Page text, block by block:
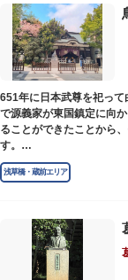
651年に日本武尊を祀っ
で源義家が東国鎮定に向
ることができたことから
す。
江戸時代までは三社の神
したが、天領からの米を
が氏子町内を渡御し、夜
幻想的な光景をつくりだ
で賑わう蔵前の初夏の風
社務所では、社紋の七曜
浅草橋・蔵前エリア